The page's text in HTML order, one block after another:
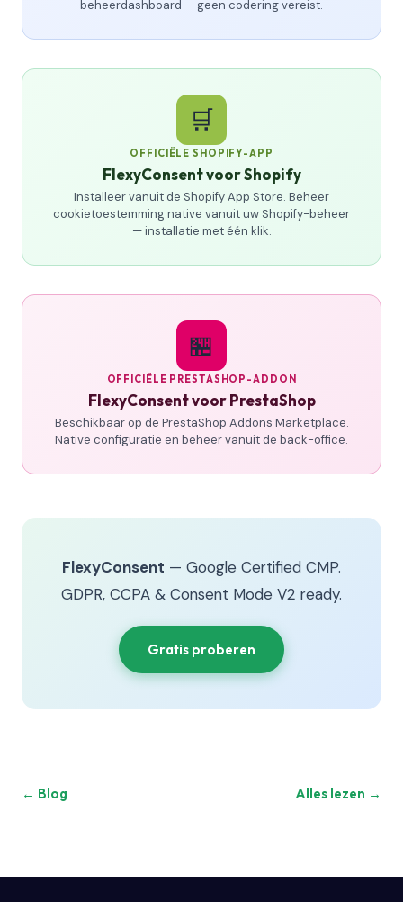
beheerdashboard — geen codering vereist.
🛒
OFFICIËLE SHOPIFY-APP
FlexyConsent voor Shopify
Installeer vanuit de Shopify App Store. Beheer
cookietoestemming native vanuit uw Shopify-beheer
— installatie met één klik.
🏪
OFFICIËLE PRESTASHOP-ADDON
FlexyConsent voor PrestaShop
Beschikbaar op de PrestaShop Addons Marketplace.
Native configuratie en beheer vanuit de back-office.
FlexyConsent — Google Certified CMP.
GDPR, CCPA & Consent Mode V2 ready.
Gratis proberen
← Blog Alles lezen →